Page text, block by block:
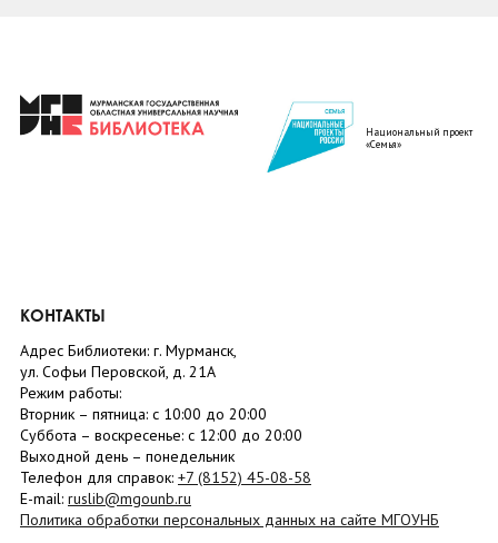
Национальный проект
«Семья»
КОНТАКТЫ
Адрес Библиотеки: г. Мурманск,
ул. Софьи Перовской, д. 21А
Режим работы:
Вторник – пятница: с 10:00 до 20:00
Суббота – воскресенье: c 12:00 до 20:00
Выходной день – понедельник
Телефон для справок: +7 (8152) 45-08-58
E-mail: ruslib@mgounb.ru
Политика обработки персональных данных на сайте МГОУНБ